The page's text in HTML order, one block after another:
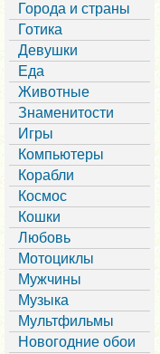
Города и страны
Готика
Девушки
Еда
Животные
Знаменитости
Игры
Компьютеры
Корабли
Космос
Кошки
Любовь
Мотоциклы
Мужчины
Музыка
Мультфильмы
Новогодние обои